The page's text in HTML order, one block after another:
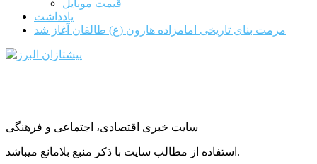
قیمت موبایل
یادداشت
مرمت بنای تاریخی امامزاده هارون (ع) طالقان آغاز شد
سایت خبری اقتصادی، اجتماعی و فرهنگی
استفاده از مطالب سایت با ذکر منبع بلامانع میباشد.